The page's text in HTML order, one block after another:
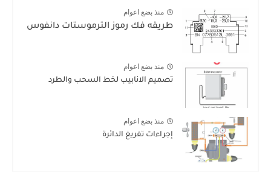
منذ بضع اعوام
طريقه فك رموز الترموستات دانفوس
منذ بضع اعوام
تصميم الانابيب ⁦لخط السحب والطرد
منذ بضع اعوام
إجراءات تفريغ الدائرة